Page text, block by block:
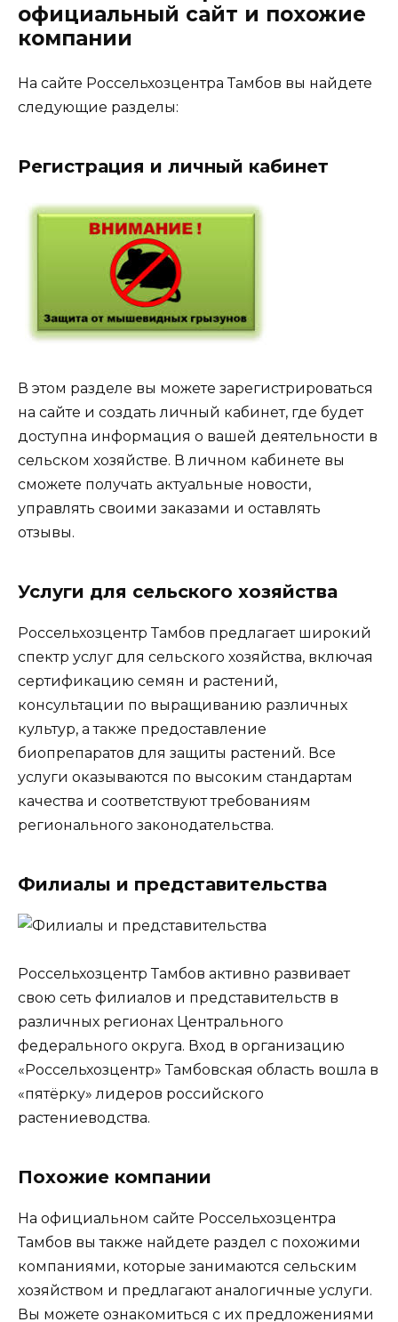
официальный сайт и похожие
компании
На сайте Россельхозцентра Тамбов вы найдете
следующие разделы:
Регистрация и личный кабинет
В этом разделе вы можете зарегистрироваться
на сайте и создать личный кабинет, где будет
доступна информация о вашей деятельности в
сельском хозяйстве. В личном кабинете вы
сможете получать актуальные новости,
управлять своими заказами и оставлять
отзывы.
Услуги для сельского хозяйства
Россельхозцентр Тамбов предлагает широкий
спектр услуг для сельского хозяйства, включая
сертификацию семян и растений,
консультации по выращиванию различных
культур, а также предоставление
биопрепаратов для защиты растений. Все
услуги оказываются по высоким стандартам
качества и соответствуют требованиям
регионального законодательства.
Филиалы и представительства
Россельхозцентр Тамбов активно развивает
свою сеть филиалов и представительств в
различных регионах Центрального
федерального округа. Вход в организацию
«Россельхозцентр» Тамбовская область вошла в
«пятёрку» лидеров российского
растениеводства.
Похожие компании
На официальном сайте Россельхозцентра
Тамбов вы также найдете раздел с похожими
компаниями, которые занимаются сельским
хозяйством и предлагают аналогичные услуги.
Вы можете ознакомиться с их предложениями